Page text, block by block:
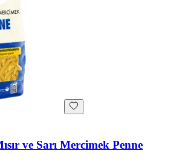
ve Sarı Mercimek Penne